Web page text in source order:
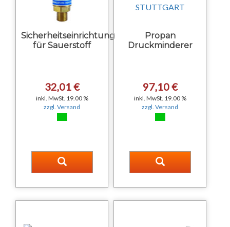
Sicherheitseinrichtung
für Sauerstoff
32,01 €
inkl. MwSt. 19.00 %
zzgl. Versand
Propan
Druckminderer
97,10 €
inkl. MwSt. 19.00 %
zzgl. Versand